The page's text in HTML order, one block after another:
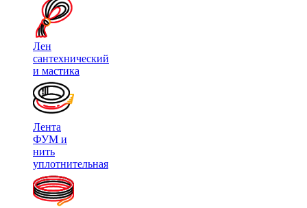
Лен
сантехнический
и мастика
Лента
ФУМ и
нить
уплотнительная